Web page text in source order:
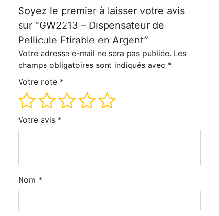
Soyez le premier à laisser votre avis
sur “GW2213 – Dispensateur de
Pellicule Etirable en Argent”
Votre adresse e-mail ne sera pas publiée. Les
champs obligatoires sont indiqués avec *
Votre note *
Votre avis *
Nom *
pourrait vous causer. Veuillez svp communiquer avec notre
service a la clientèle pour passer votre commande ou avoir
une confirmation de prix.
Contactez-nous